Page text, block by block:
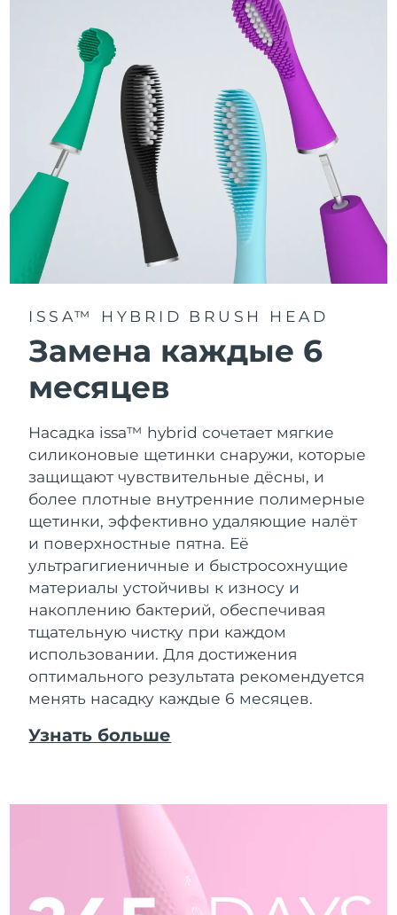
3 режима чистки: Deep Clean, Whitening и Sensitive.
Технология Sonic Pulse обеспечивает 11 000
пульсаций в минуту для глубокого и бережного
очищения всей полости рта.
Получите доступ к индивидуальным режимам
чистки через приложение FOREO For You.
ISSA™ HYBRID BRUSH HEAD
Замена каждые 6
месяцев
Насадка issa™ hybrid сочетает мягкие
силиконовые щетинки снаружи, которые
защищают чувствительные дёсны, и
более плотные внутренние полимерные
щетинки, эффективно удаляющие налёт
и поверхностные пятна. Её
ультрагигиеничные и быстросохнущие
материалы устойчивы к износу и
накоплению бактерий, обеспечивая
тщательную чистку при каждом
использовании. Для достижения
оптимального результата рекомендуется
менять насадку каждые 6 месяцев.
Узнать больше